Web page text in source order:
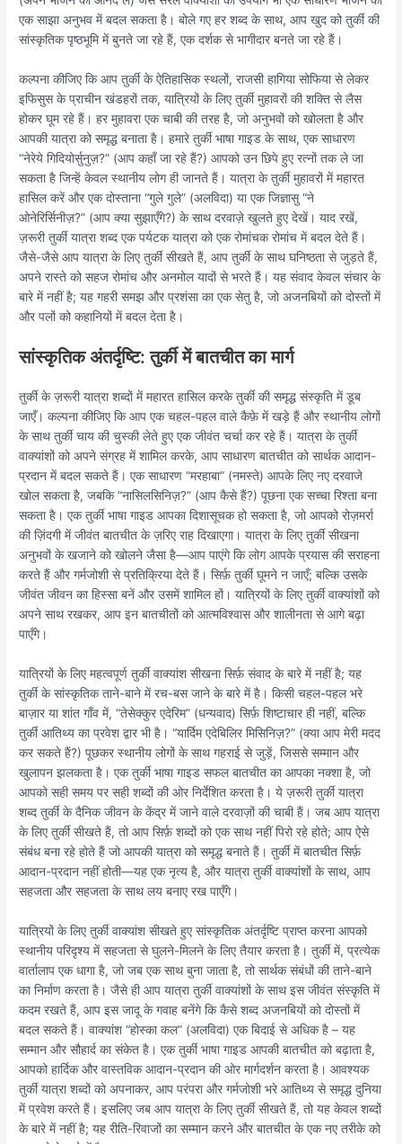
एक साझा अनुभव में बदल सकता है। बोले गए हर शब्द के साथ, आप खुद को तुर्की की
सांस्कृतिक पृष्ठभूमि में बुनते जा रहे हैं, एक दर्शक से भागीदार बनते जा रहे हैं।
कल्पना कीजिए कि आप तुर्की के ऐतिहासिक स्थलों, राजसी हागिया सोफिया से लेकर
इफिसुस के प्राचीन खंडहरों तक, यात्रियों के लिए तुर्की मुहावरों की शक्ति से लैस
होकर घूम रहे हैं। हर मुहावरा एक चाबी की तरह है, जो अनुभवों को खोलता है और
आपकी यात्रा को समृद्ध बनाता है। हमारे तुर्की भाषा गाइड के साथ, एक साधारण
“नेरेये गिदियोर्सुनुज़?” (आप कहाँ जा रहे हैं?) आपको उन छिपे हुए रत्नों तक ले जा
सकता है जिन्हें केवल स्थानीय लोग ही जानते हैं। यात्रा के तुर्की मुहावरों में महारत
हासिल करें और एक दोस्ताना “गुले गुले” (अलविदा) या एक जिज्ञासु “ने
ओनेरिर्सिनीज़?” (आप क्या सुझाएँगे?) के साथ दरवाज़े खुलते हुए देखें। याद रखें,
ज़रूरी तुर्की यात्रा शब्द एक पर्यटक यात्रा को एक रोमांचक रोमांच में बदल देते हैं।
जैसे-जैसे आप यात्रा के लिए तुर्की सीखते हैं, आप तुर्की के साथ घनिष्ठता से जुड़ते हैं,
अपने रास्ते को सहज रोमांच और अनमोल यादों से भरते हैं। यह संवाद केवल संचार के
बारे में नहीं है; यह गहरी समझ और प्रशंसा का एक सेतु है, जो अजनबियों को दोस्तों में
और पलों को कहानियों में बदल देता है।
सांस्कृतिक अंतर्दृष्टि: तुर्की में बातचीत का मार्ग
तुर्की के ज़रूरी यात्रा शब्दों में महारत हासिल करके तुर्की की समृद्ध संस्कृति में डूब
जाएँ। कल्पना कीजिए कि आप एक चहल-पहल वाले कैफ़े में खड़े हैं और स्थानीय लोगों
के साथ तुर्की चाय की चुस्की लेते हुए एक जीवंत चर्चा कर रहे हैं। यात्रा के तुर्की
वाक्यांशों को अपने संग्रह में शामिल करके, आप साधारण बातचीत को सार्थक आदान-
प्रदान में बदल सकते हैं। एक साधारण “मरहाबा” (नमस्ते) आपके लिए नए दरवाजे
खोल सकता है, जबकि “नासिलसिनिज़?” (आप कैसे हैं?) पूछना एक सच्चा रिश्ता बना
सकता है। एक तुर्की भाषा गाइड आपका दिशासूचक हो सकता है, जो आपको रोज़मर्रा
की ज़िंदगी में जीवंत बातचीत के ज़रिए राह दिखाएगा। यात्रा के लिए तुर्की सीखना
अनुभवों के खजाने को खोलने जैसा है—आप पाएंगे कि लोग आपके प्रयास की सराहना
करते हैं और गर्मजोशी से प्रतिक्रिया देते हैं। सिर्फ़ तुर्की घूमने न जाएँ; बल्कि उसके
जीवंत जीवन का हिस्सा बनें और उसमें शामिल हों। यात्रियों के लिए तुर्की वाक्यांशों को
अपने साथ रखकर, आप इन बातचीतों को आत्मविश्वास और शालीनता से आगे बढ़ा
पाएँगे।
यात्रियों के लिए महत्वपूर्ण तुर्की वाक्यांश सीखना सिर्फ़ संवाद के बारे में नहीं है; यह
तुर्की के सांस्कृतिक ताने-बाने में रच-बस जाने के बारे में है। किसी चहल-पहल भरे
बाज़ार या शांत गाँव में, “तेसेक्कुर एदेरिम” (धन्यवाद) सिर्फ़ शिष्टाचार ही नहीं, बल्कि
तुर्की आतिथ्य का प्रवेश द्वार भी है। “यार्दिम एदेबिलिर मिसिनिज़?” (क्या आप मेरी मदद
कर सकते हैं?) पूछकर स्थानीय लोगों के साथ गहराई से जुड़ें, जिससे सम्मान और
खुलापन झलकता है। एक तुर्की भाषा गाइड सफल बातचीत का आपका नक्शा है, जो
आपको सही समय पर सही शब्दों की ओर निर्देशित करता है। ये ज़रूरी तुर्की यात्रा
शब्द तुर्की के दैनिक जीवन के केंद्र में जाने वाले दरवाज़ों की चाबी हैं। जब आप यात्रा
के लिए तुर्की सीखते हैं, तो आप सिर्फ़ शब्दों को एक साथ नहीं पिरो रहे होते; आप ऐसे
संबंध बना रहे होते हैं जो आपकी यात्रा को समृद्ध बनाते हैं। तुर्की में बातचीत सिर्फ़
आदान-प्रदान नहीं होती—यह एक नृत्य है, और यात्रा तुर्की वाक्यांशों के साथ, आप
सहजता और सहजता के साथ लय बनाए रख पाएँगे।
यात्रियों के लिए तुर्की वाक्यांश सीखते हुए सांस्कृतिक अंतर्दृष्टि प्राप्त करना आपको
स्थानीय परिदृश्य में सहजता से घुलने-मिलने के लिए तैयार करता है। तुर्की में, प्रत्येक
वार्तालाप एक धागा है, जो जब एक साथ बुना जाता है, तो सार्थक संबंधों की ताने-बाने
का निर्माण करता है। जैसे ही आप यात्रा तुर्की वाक्यांशों के साथ इस जीवंत संस्कृति में
कदम रखते हैं, आप इस जादू के गवाह बनेंगे कि कैसे शब्द अजनबियों को दोस्तों में
बदल सकते हैं। वाक्यांश “होस्का कल” (अलविदा) एक बिदाई से अधिक है – यह
सम्मान और सौहार्द का संकेत है। एक तुर्की भाषा गाइड आपकी बातचीत को बढ़ाता है,
आपको हार्दिक और वास्तविक आदान-प्रदान की ओर मार्गदर्शन करता है। आवश्यक
तुर्की यात्रा शब्दों को अपनाकर, आप परंपरा और गर्मजोशी भरे आतिथ्य से समृद्ध दुनिया
में प्रवेश करते हैं। इसलिए जब आप यात्रा के लिए तुर्की सीखते हैं, तो यह केवल शब्दों
के बारे में नहीं है; यह रीति-रिवाजों का सम्मान करने और बातचीत के एक नए तरीके को